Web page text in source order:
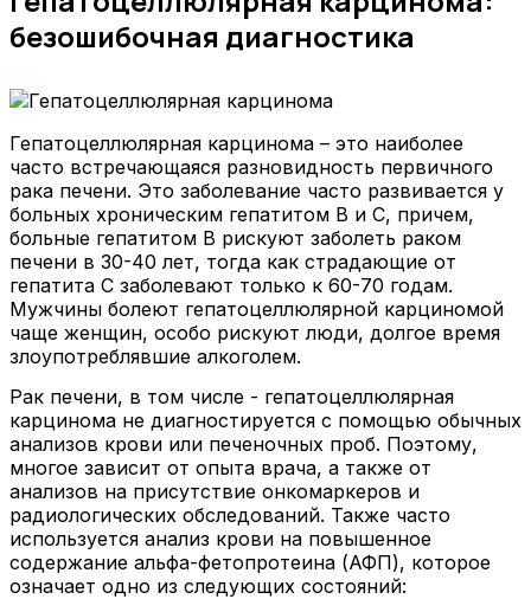
безошибочная диагностика
Гепатоцеллюлярная карцинома – это наиболее
часто встречающаяся разновидность первичного
рака печени. Это заболевание часто развивается у
больных хроническим гепатитом В и С, причем,
больные гепатитом В рискуют заболеть раком
печени в 30-40 лет, тогда как страдающие от
гепатита С заболевают только к 60-70 годам.
Мужчины болеют гепатоцеллюлярной карциномой
чаще женщин, особо рискуют люди, долгое время
злоупотреблявшие алкоголем.
Рак печени, в том числе - гепатоцеллюлярная
карцинома не диагностируется с помощью обычных
анализов крови или печеночных проб. Поэтому,
многое зависит от опыта врача, а также от
анализов на присутствие онкомаркеров и
радиологических обследований. Также часто
используется анализ крови на повышенное
содержание альфа-фетопротеина (АФП), которое
означает одно из следующих состояний: